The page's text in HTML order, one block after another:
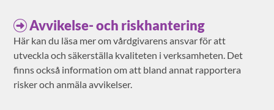
Avvikelse- och riskhantering
Här kan du läsa mer om vårdgivarens ansvar för att
utveckla och säkerställa kvaliteten i verksamheten. Det
finns också information om att bland annat rapportera
risker och anmäla avvikelser.